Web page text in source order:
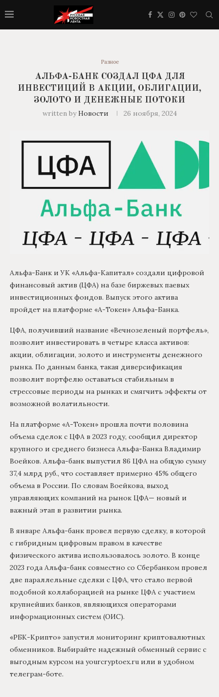
Разное
АЛЬФА-БАНК СОЗДАЛ ЦФА ДЛЯ
ИНВЕСТИЦИЙ В АКЦИИ, ОБЛИГАЦИИ,
ЗОЛОТО И ДЕНЕЖНЫЕ ПОТОКИ
written byНовости 26 ноября, 2024
Альфа-Банк и УК «Альфа-Капитал» создали цифровой
финансовый актив (ЦФА) на базе биржевых паевых
инвестиционных фондов. Выпуск этого актива
пройдет на платформе «А-Токен» Альфа-Банка.
ЦФА, получивший название «Вечнозеленый портфель»,
позволит инвестировать в четыре класса активов:
акции, облигации, золото и инструменты денежного
рынка. По данным банка, такая диверсификация
позволит портфелю оставаться стабильным в
стрессовые периоды на рынках и смягчить эффекты от
возможной волатильности.
На платформе «А-Токен» прошла почти половина
объема сделок с ЦФА в 2023 году, сообщил директор
крупного и среднего бизнеса Альфа-Банка Владимир
Воейков. Альфа-банк выпустил 86 ЦФА на общую сумму
37,4 млрд руб., что составляет примерно 45% общего
объема в России. По словам Воейкова, выход
управляющих компаний на рынок ЦФА— новый и
важный этап в развитии рынка.
В январе Альфа-банк провел первую сделку, в которой
с гибридным цифровым правом в качестве
физического актива использовалось золото. В конце
2023 года Альфа-банк совместно со Сбербанком провел
две параллельные сделки с ЦФА, что стало первой
подобной коллаборацией на рынке ЦФА с участием
крупнейших банков, являющихся операторами
информационных систем (ОИС).
«РБК-Крипто» запустил мониторинг криптовалютных
обменников. Выбирайте надежный обменный сервис с
выгодным курсом на yourcryptoex.ru или в удобном
телеграм-боте.